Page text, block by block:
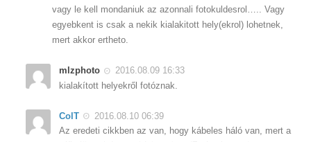
vagy le kell mondaniuk az azonnali fotokuldesrol….. Vagy
egyebkent is csak a nekik kialakitott hely(ekrol) lohetnek,
mert akkor ertheto.
mlzphoto
2016.08.09 16:33
kialakított helyekről fotóznak.
ColT
2016.08.10 06:39
Az eredeti cikkben az van, hogy kábeles háló van, mert a